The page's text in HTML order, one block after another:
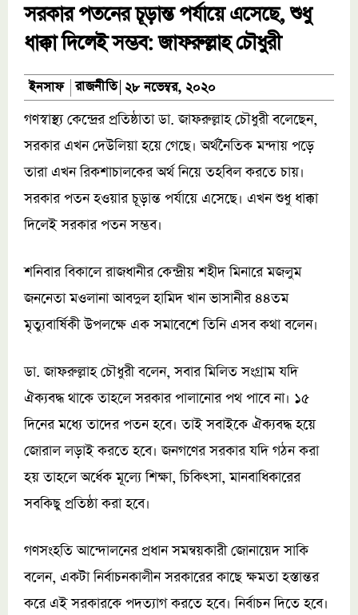
সরকার পতনের চূড়ান্ত পর্যায়ে এসেছে, শুধু
ধাক্কা দিলেই সম্ভব: জাফরুল্লাহ চৌধুরী
ইনসাফ রাজনীতি ২৮ নভেম্বর, ২০২০
গণস্বাস্থ্য কেন্দ্রের প্রতিষ্ঠাতা ডা. জাফরুল্লাহ চৌধুরী বলেছেন,
সরকার এখন দেউলিয়া হয়ে গেছে। অর্থনৈতিক মন্দায় পড়ে
তারা এখন রিকশাচালকের অর্থ নিয়ে তহবিল করতে চায়।
সরকার পতন হওয়ার চূড়ান্ত পর্যায়ে এসেছে। এখন শুধু ধাক্কা
দিলেই সরকার পতন সম্ভব।
শনিবার বিকালে রাজধানীর কেন্দ্রীয় শহীদ মিনারে মজলুম
জননেতা মওলানা আবদুল হামিদ খান ভাসানীর ৪৪তম
মৃত্যুবার্ষিকী উপলক্ষে এক সমাবেশে তিনি এসব কথা বলেন।
ডা. জাফরুল্লাহ চৌধুরী বলেন, সবার মিলিত সংগ্রাম যদি
ঐক্যবদ্ধ থাকে তাহলে সরকার পালানোর পথ পাবে না। ১৫
দিনের মধ্যে তাদের পতন হবে। তাই সবাইকে ঐক্যবদ্ধ হয়ে
জোরাল লড়াই করতে হবে। জনগণের সরকার যদি গঠন করা
হয় তাহলে অর্ধেক মূল্যে শিক্ষা, চিকিৎসা, মানবাধিকারের
সবকিছু প্রতিষ্ঠা করা হবে।
গণসংহতি আন্দোলনের প্রধান সমন্বয়কারী জোনায়েদ সাকি
বলেন, একটা নির্বাচনকালীন সরকারের কাছে ক্ষমতা হস্তান্তর
করে এই সরকারকে পদত্যাগ করতে হবে। নির্বাচন দিতে হবে।